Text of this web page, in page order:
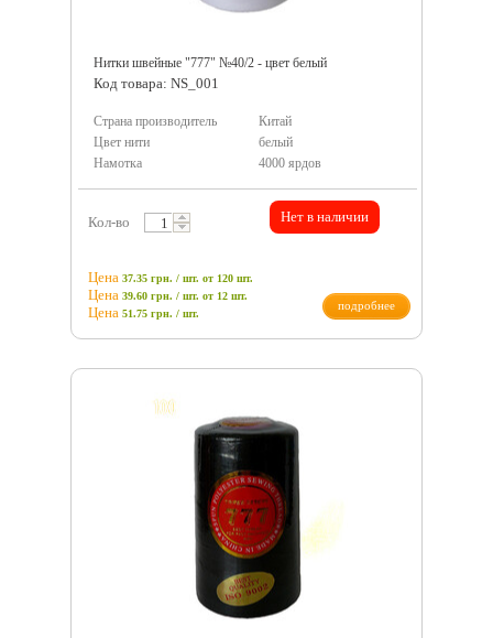
Нитки швейные "777" №40/2 - цвет белый
Код товара: NS_001
Страна производитель
Китай
Цвет нити
белый
Намотка
4000 ярдов
Кол-во Нет в наличии
Цена 37.35 грн. / шт. от 120 шт.
Цена 39.60 грн. / шт. от 12 шт.
Цена 51.75 грн. / шт.
подробнее